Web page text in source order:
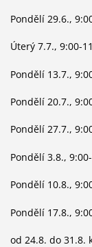
Pondělí 29.6.,
Úterý 7.7., 9:00-
Pondělí 13.7.,
Pondělí 20.7.,
Pondělí 27.7.,
Pondělí 3.8.,
Pondělí 10.8.,
Pondělí 17.8.,
od 24.8. do 31.8.